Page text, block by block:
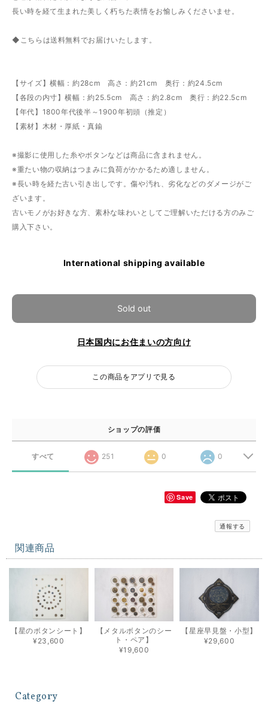
長い時を経て生まれた美しく朽ちた表情をお愉しみくださいませ。
◆こちらは送料無料でお届けいたします。
【サイズ】横幅：約28cm 高さ：約21cm 奥行：約24.5cm
【各段の内寸】横幅：約25.5cm 高さ：約2.8cm 奥行：約22.5cm
【年代】1800年代後半～1900年初頭（推定）
【素材】木材・厚紙・真鍮
※撮影に使用した糸やボタンなどは商品に含まれません。
※重たい物の収納はつまみに負荷がかかるため適しません。
※長い時を経た古い引き出しです。傷や汚れ、劣化などのダメージがご
ざいます。
古いモノがお好きな方、素朴な味わいとしてご理解いただける方のみご
購入下さい。
International shipping available
Sold out
日本国内にお住まいの方向け
この商品をアプリで見る
ショップの評価
すべて 251 0 0
Save
通報する
関連商品
【星のボタンシート】
¥23,600
【メタルボタンのシー
ト・ペア】
¥19,600
【星座早見盤・小型】
¥29,600
Category